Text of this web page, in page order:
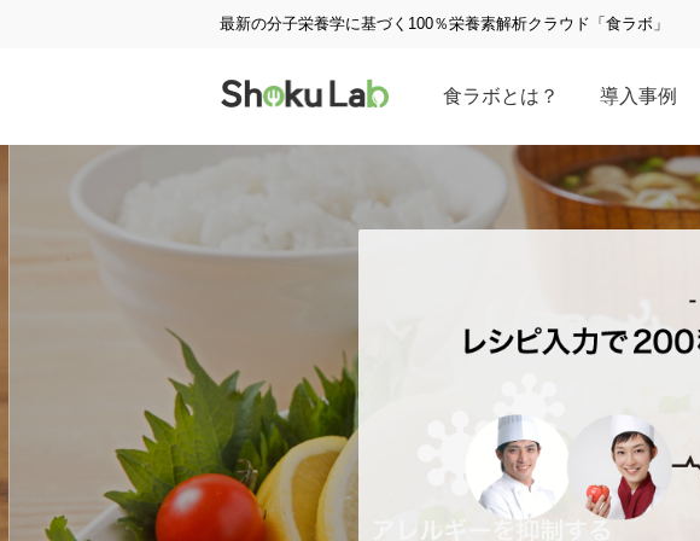
最新の分子栄養学に基づく100％栄養素解析クラウド「食ラボ」
食ラボとは？ 導入事例